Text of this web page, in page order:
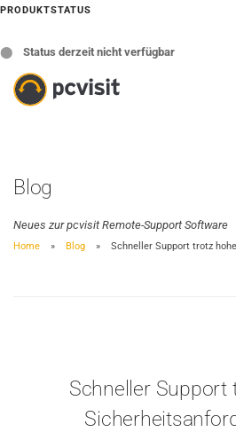
PRODUKTSTATUS
⬤ Status derzeit nicht verfügbar
Blog
Neues zur pcvisit Remote-Support Software
Home Blog Schneller Support trotz
Schneller Support